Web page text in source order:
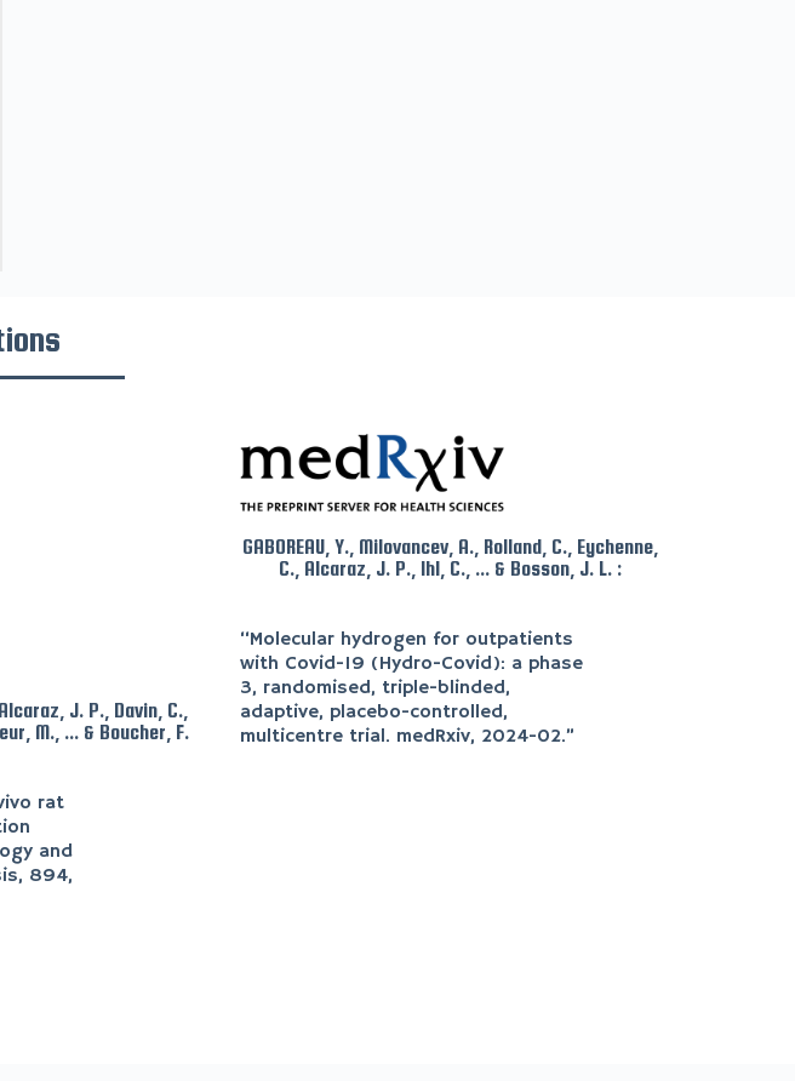
J. P., Davin, C.,
M., ... & Boucher, F.
rat
and
894,
GABOREAU, Y., Milovancev, A., Rolland, C., Eychenne,
C., Alcaraz, J. P., Ihl, C., ... & Bosson, J. L. :
“Molecular hydrogen for outpatients
with Covid-19 (Hydro-Covid): a phase
3, randomised, triple-blinded,
adaptive, placebo-controlled,
multicentre trial. medRxiv, 2024-02.”